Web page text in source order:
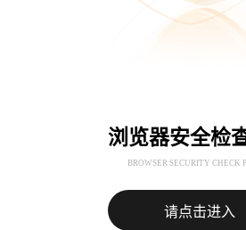
浏览器安全检
BROWSER SECURITY CHECK
请点击进入